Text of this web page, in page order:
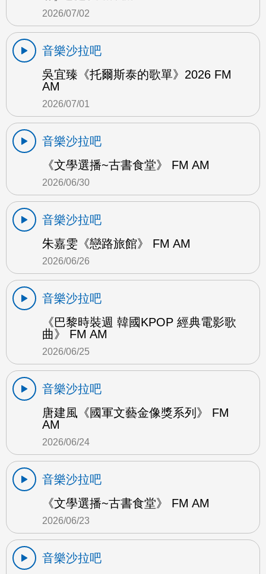
2026/07/02
音樂沙拉吧
吳宜臻《托爾斯泰的歌單》2026 FM
AM
2026/07/01
音樂沙拉吧
《文學選播~古書食堂》 FM AM
2026/06/30
音樂沙拉吧
朱嘉雯《戀路旅館》 FM AM
2026/06/26
音樂沙拉吧
《巴黎時裝週 韓國KPOP 經典電影歌
曲》 FM AM
2026/06/25
音樂沙拉吧
唐建風《國軍文藝金像獎系列》 FM
AM
2026/06/24
音樂沙拉吧
《文學選播~古書食堂》 FM AM
2026/06/23
音樂沙拉吧